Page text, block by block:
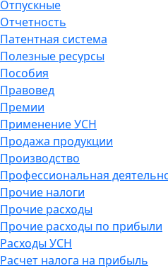
Отпускные
Отчетность
Патентная система
Полезные ресурсы
Пособия
Правовед
Премии
Применение УСН
Продажа продукции
Производство
Профессиональная
Прочие налоги
Прочие расходы
Прочие расходы по прибыли
Расходы УСН
Расчет налога на прибыль